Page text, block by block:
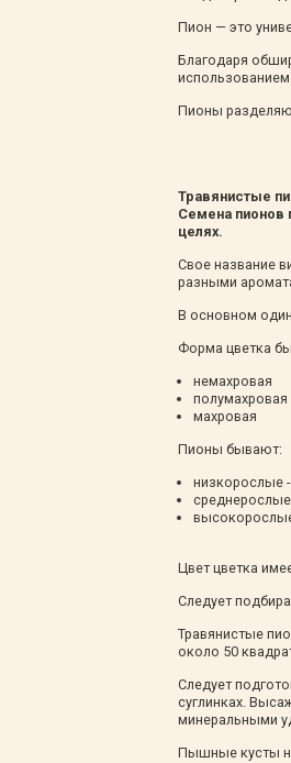
Пион — это
Благодаря
Пионы
Травянистые
Семена пионов
целях.
Свое название
разными
В основном
Форма цветка
немахровая
полумахровая
махровая
Пионы бывают:
низкорослые
Цвет цветка
Следует
Травянистые
около 50
Следует
суглинках.
минеральными
Пышные кусты